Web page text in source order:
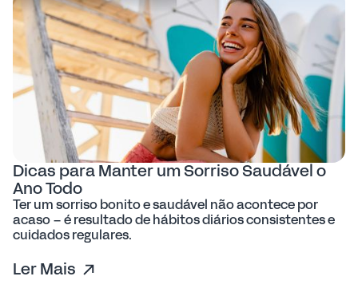
Dicas para Manter um Sorriso Saudável o
Ano Todo
Ter um sorriso bonito e saudável não acontece por
acaso – é resultado de hábitos diários consistentes e
cuidados regulares.
Ler Mais